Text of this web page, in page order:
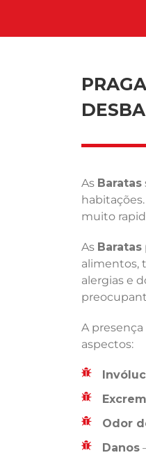
As Baratas
muito
As Baratas
alimentos,
alergias e
A presença
aspectos:
Odor
Danos